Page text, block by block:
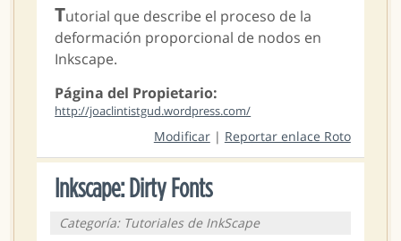
Tutorial que describe el proceso de la
deformación proporcional de nodos en
Inkscape.
Página del Propietario:
http://joaclintistgud.wordpress.com/
Modificar| Reportar enlace Roto
Inkscape: Dirty Fonts
Categoría: Tutoriales de InkScape